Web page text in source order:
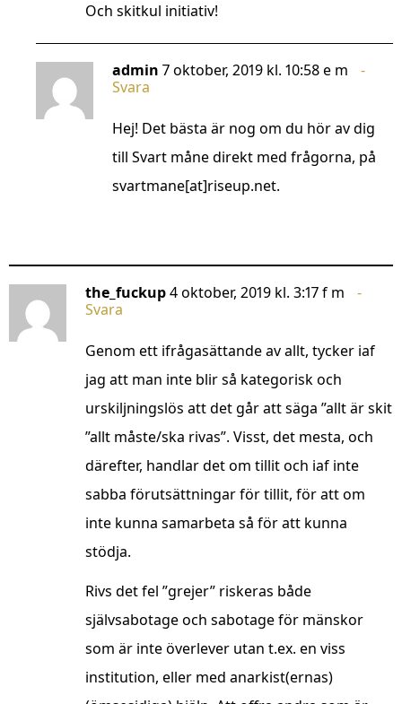
Och skitkul initiativ!
admin 7 oktober, 2019 kl. 10:58 e m
Svara
Hej! Det bästa är nog om du hör av dig
till Svart måne direkt med frågorna, på
svartmane[at]riseup.net.
the_fuckup4 oktober, 2019 kl. 3:17 f m
Svara
Genom ett ifrågasättande av allt, tycker iaf
jag att man inte blir så kategorisk och
urskiljningslös att det går att säga ”allt är skit
”allt måste/ska rivas”. Visst, det mesta, och
därefter, handlar det om tillit och iaf inte
sabba förutsättningar för tillit, för att om
inte kunna samarbeta så för att kunna
stödja.
Rivs det fel ”grejer” riskeras både
självsabotage och sabotage för mänskor
som är inte överlever utan t.ex. en viss
institution, eller med anarkist(ernas)